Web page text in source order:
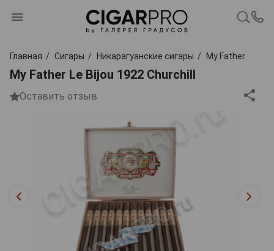
Главная Сигары Никарагуанские сигары My Father
My Father Le Bijou 1922 Churchill
Оставить отзыв